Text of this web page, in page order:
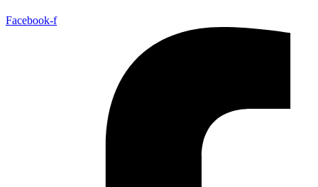
Facebook-f